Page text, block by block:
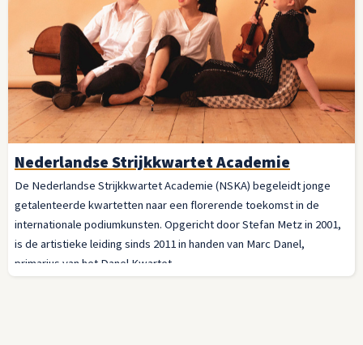
Nederlandse Strijkkwartet Academie
De Nederlandse Strijkkwartet Academie (NSKA) begeleidt jonge
getalenteerde kwartetten naar een florerende toekomst in de
internationale podiumkunsten. Opgericht door Stefan Metz in 2001,
is de artistieke leiding sinds 2011 in handen van Marc Danel,
primarius van het Danel Kwartet.